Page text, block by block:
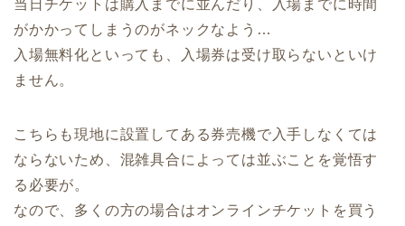
当日チケットは購入までに並んだり、入場までに時間
がかかってしまうのがネックなよう…
入場無料化といっても、
入場券は受け取らないといけ
ません。
こちらも現地に設置してある券売機で入手しなくては
ならないため、混雑具合によっては並ぶことを覚悟す
る必要が。
なので、多くの方の場合はオンラインチケットを買う